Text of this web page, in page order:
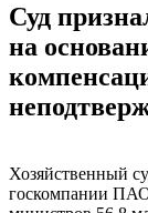
Суд
на
Хозяйственный
госкомпании ПАО